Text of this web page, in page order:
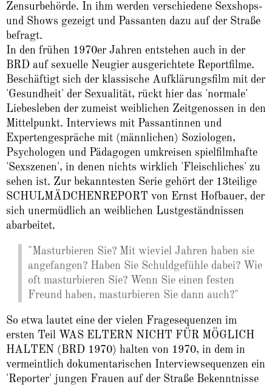
Zensurbehörde. In ihm werden verschiedene Sexshops-
und Shows gezeigt und Passanten dazu auf der Straße
befragt.
In den frühen 1970er Jahren entstehen auch in der
BRD auf sexuelle Neugier ausgerichtete Reportfilme.
Beschäftigt sich der klassische Aufklärungsfilm mit der
'Gesundheit' der Sexualität, rückt hier das 'normale'
Liebesleben der zumeist weiblichen Zeitgenossen in den
Mittelpunkt. Interviews mit Passantinnen und
Expertengespräche mit (männlichen) Soziologen,
Psychologen und Pädagogen umkreisen spielfilmhafte
'Sexszenen', in denen nichts wirklich 'Fleischliches' zu
sehen ist. Zur bekanntesten Serie gehört der 13teilige
SCHULMÄDCHENREPORT von Ernst Hofbauer, der
sich unermüdlich an weiblichen Lustgeständnissen
abarbeitet.
"Masturbieren Sie? Mit wieviel Jahren haben sie
angefangen? Haben Sie Schuldgefühle dabei? Wie
oft masturbieren Sie? Wenn Sie einen festen
Freund haben, masturbieren Sie dann auch?"
So etwa lautet eine der vielen Fragesequenzen im
ersten Teil WAS ELTERN NICHT FÜR MÖGLICH
HALTEN (BRD 1970) halten von 1970, in dem in
vermeintlich dokumentarischen Interviewsequenzen ein
'Reporter' jungen Frauen auf der Straße Bekenntnisse